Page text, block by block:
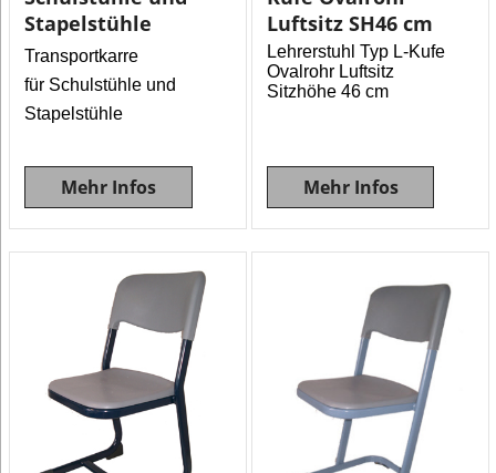
Stapelstühle
Transportkarre
für Schulstühle und
Stapelstühle
Mehr Infos
Luftsitz SH46 cm
Lehrerstuhl Typ L-Kufe
Ovalrohr Luftsitz
Sitzhöhe 46 cm
Mehr Infos